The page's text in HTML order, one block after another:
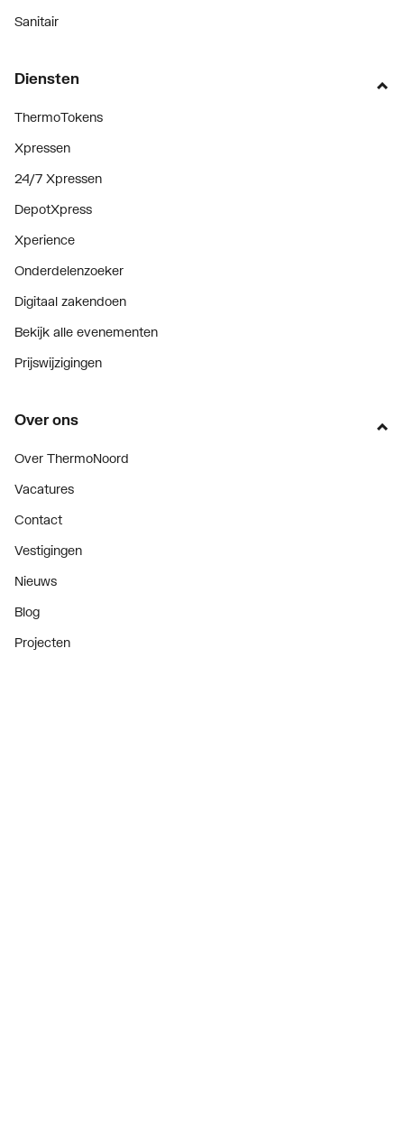
Sanitair
Diensten
ThermoTokens
Xpressen
24/7 Xpressen
DepotXpress
Xperience
Onderdelenzoeker
Digitaal zakendoen
Bekijk alle evenementen
Prijswijzigingen
Over ons
Over ThermoNoord
Vacatures
Contact
Vestigingen
Nieuws
Blog
Projecten